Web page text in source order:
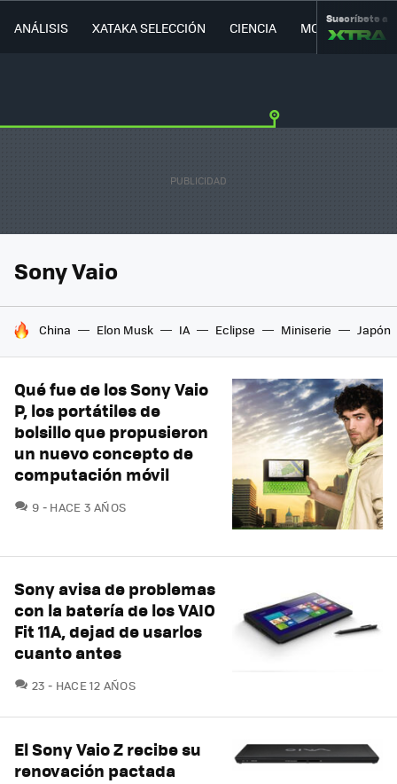
ANÁLISIS XATAKA SELECCIÓN CIENCIA MOVILIDAD
Suscríbete a
Sony Vaio
HOY SE HABLA DE
China Elon Musk IA Eclipse Miniserie Japón
Qué fue de los Sony Vaio
P, los portátiles de
bolsillo que propusieron
un nuevo concepto de
computación móvil
9 COMENTARIOS
HACE 3 AÑOS
Sony avisa de problemas
con la batería de los VAIO
Fit 11A, dejad de usarlos
cuanto antes
23 COMENTARIOS
HACE 12 AÑOS
El Sony Vaio Z recibe su
renovación pactada